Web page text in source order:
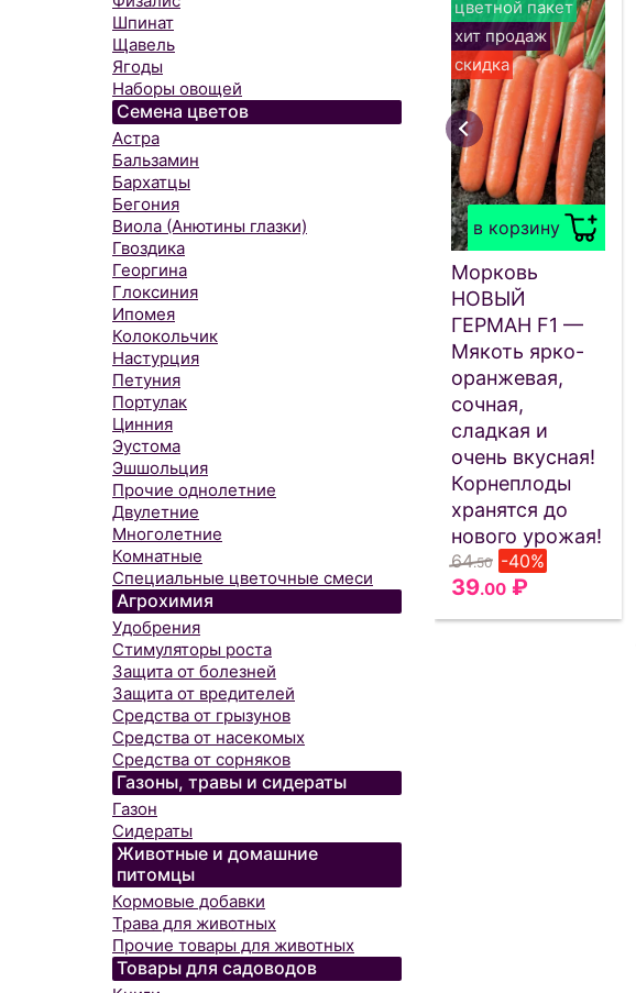
Шпинат
Щавель
Ягоды
Наборы овощей
Семена цветов
Астра
Бальзамин
Бархатцы
Бегония
Виола (Анютины глазки)
Гвоздика
Георгина
Глоксиния
Ипомея
Колокольчик
Настурция
Петуния
Портулак
Цинния
Эустома
Эшшольция
Прочие однолетние
Двулетние
Многолетние
Комнатные
Специальные цветочные смеси
Агрохимия
Удобрения
Стимуляторы роста
Защита от болезней
Защита от вредителей
Средства от грызунов
Средства от насекомых
Средства от сорняков
Газоны, травы и сидераты
Газон
Сидераты
Животные и домашние
питомцы
Кормовые добавки
Трава для животных
Прочие товары для животных
Товары для садоводов
в корзину
цветной пакет
хит продаж
скидка
Морковь
НОВЫЙ
ГЕРМАН F1 —
Мякоть ярко-
оранжевая,
сочная,
сладкая и
очень вкусная!
Корнеплоды
хранятся до
нового урожая!
64.50 -40%
39.00₽